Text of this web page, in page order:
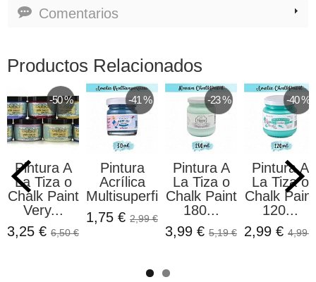
Comentarios
Productos Relacionados
-50 %
Pintura A
La Tiza o
Chalk Paint
Very...
3,25 € 6,50 €
-41 %
Pintura
Acrílica
Multisuperficie...
1,75 € 2,99 €
-23 %
Pintura A
La Tiza o
Chalk Paint
180...
3,99 € 5,19 €
-40 %
Pintura A
La Tiza o
Chalk Paint
120...
2,99 € 4,99 €